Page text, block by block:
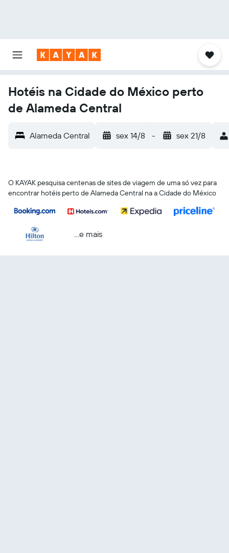
Hotéis na Cidade do México perto
de Alameda Central
Alameda Central sex 14/8 - sex 21/8
O KAYAK pesquisa centenas de sites de viagem de uma só vez para
encontrar hotéis perto de Alameda Central na a Cidade do México
...e mais